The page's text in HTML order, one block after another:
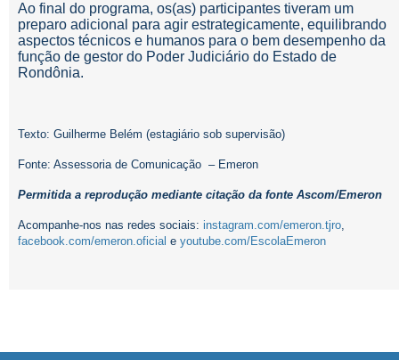
Ao final do programa, os(as) participantes tiveram um
preparo adicional para agir estrategicamente, equilibrando
aspectos técnicos e humanos para o bem desempenho da
função de gestor do Poder Judiciário do Estado de
Rondônia.
Texto: Guilherme Belém (estagiário sob supervisão)
Fonte: Assessoria de Comunicação – Emeron
Permitida a reprodução mediante citação da fonte Ascom/Emeron
Acompanhe-nos nas redes sociais: instagram.com/emeron.tjro,
facebook.com/emeron.oficial e youtube.com/EscolaEmeron